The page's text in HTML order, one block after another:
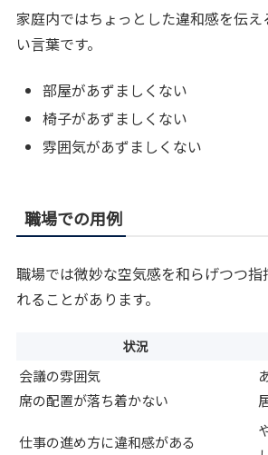
家庭内ではちょっとした違和感を伝
い言葉です。
部屋があずましくない
椅子があずましくない
雰囲気があずましくない
職場での用例
職場では微妙な空気感を和らげつつ
れることがあります。
状況
会議の雰囲気
席の配置が落ち着かない
仕事の進め方に違和感がある